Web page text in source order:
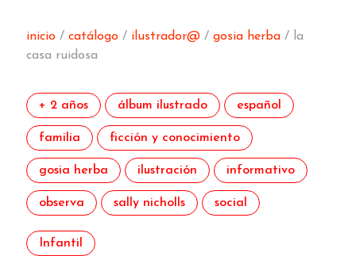
inicio /catálogo / ilustrador@ /gosia herba / la
casa ruidosa
+ 2 años álbum ilustrado español
familia ficción y conocimiento
gosia herba ilustración informativo
observa sally nicholls social
Infantil